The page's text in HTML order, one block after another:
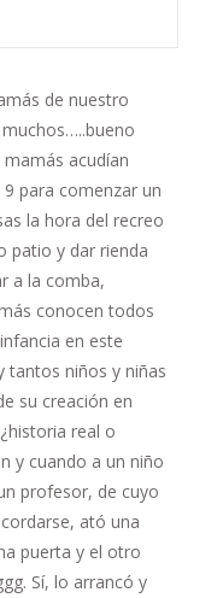
de nuestro
acudían
para comenzar un
la hora del recreo
patio y dar rienda
a la comba,
conocen todos
en este
tantos niños y niñas
su creación en
real o
y cuando a un niño
profesor, de cuyo
ató una
puerta y el otro
Sí, lo arrancó y